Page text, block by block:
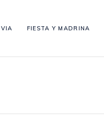
FIESTA Y MADRINA